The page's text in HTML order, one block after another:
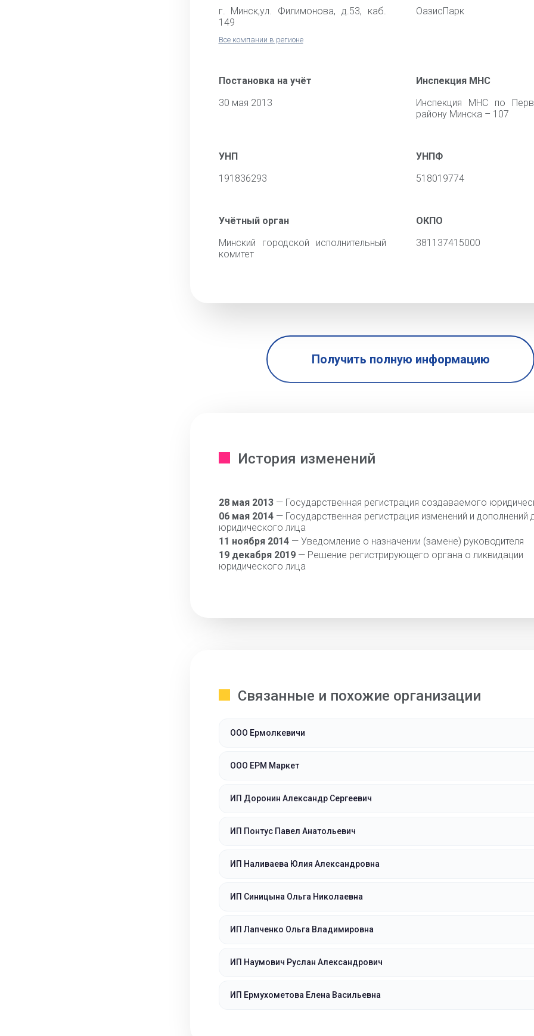
г. Минск,ул. Филимонова, д.53, каб.
149
Все компании в регионе
ОазисПарк
Постановка на учёт
30 мая 2013
Инспекция МНС
Инспекция МНС по
району Минска – 107
УНП
191836293
УНПФ
518019774
Учётный орган
Минский городской исполнительный
комитет
ОКПО
381137415000
Получить полную информацию
История изменений
28 мая 2013— Государственная регистрация создаваемого
06 мая 2014— Государственная регистрация изменений и дополнений
юридического лица
11 ноября 2014— Уведомление о назначении (замене) руководителя
19 декабря 2019— Решение регистрирующего органа о ликвидации
юридического лица
Связанные и похожие организации
ООО Ермолкевичи
ООО ЕРМ Маркет
ИП Доронин Александр Сергеевич
ИП Понтус Павел Анатольевич
ИП Наливаева Юлия Александровна
ИП Синицына Ольга Николаевна
ИП Лапченко Ольга Владимировна
ИП Наумович Руслан Александрович
ИП Ермухометова Елена Васильевна